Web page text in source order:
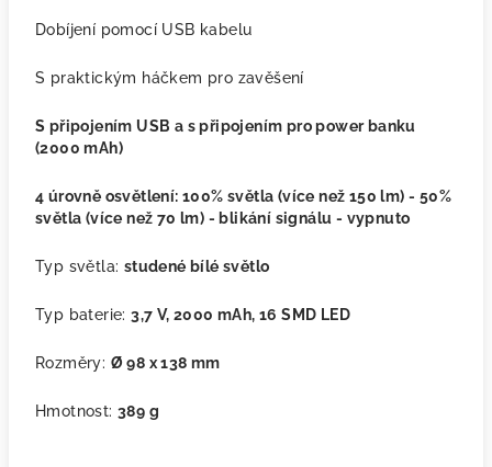
Dobíjení pomocí USB kabelu
S praktickým háčkem pro zavěšení
S připojením USB a s připojením pro power banku
(2000 mAh)
4 úrovně osvětlení: 100% světla (více než 150 lm) - 50%
světla (více než 70 lm) - blikání signálu - vypnuto
Typ světla: studené bílé světlo
Typ baterie:3,7 V, 2000 mAh, 16 SMD LED
Rozměry: Ø 98 x 138 mm
Hmotnost: 389 g